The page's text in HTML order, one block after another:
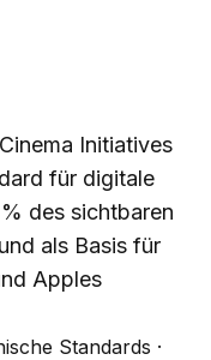
Initiatives
für digitale
des sichtbaren
als Basis für
Apples
Standards ·